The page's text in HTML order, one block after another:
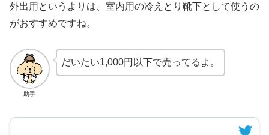
外出用というよりは、室内用の冷えとり靴下として使うの
がおすすめですね。
助手
だいたい1,000円以下で売ってるよ。